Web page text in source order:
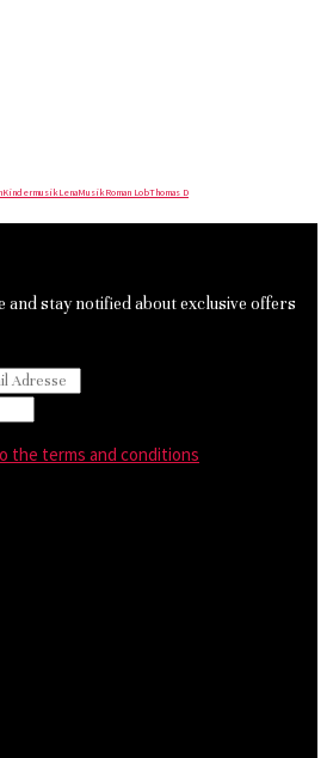
KindermusikLenaMusikRoman LobThomas D
and stay notified about exclusive offers
the terms and conditions